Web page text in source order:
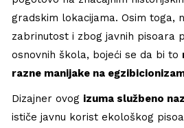
gradskim lokacijama. Osim toga,
zabrinutost i zbog javnih pisoara
osnovnih škola, bojeći se da bi to
razne manijake na
Dizajner ovog izuma službeno
ističe javnu korist ekološkog